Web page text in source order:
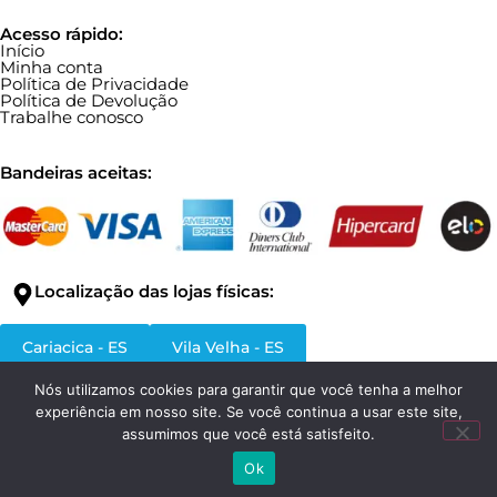
Acesso rápido:
Início
Minha conta
Política de Privacidade
Política de Devolução
Trabalhe conosco
Bandeiras aceitas:
Localização das lojas físicas:
Cariacica - ES Vila Velha - ES
© Todos os direitos reservados.
Nós utilizamos cookies para garantir que você tenha a melhor
experiência em nosso site. Se você continua a usar este site,
assumimos que você está satisfeito.
Ok